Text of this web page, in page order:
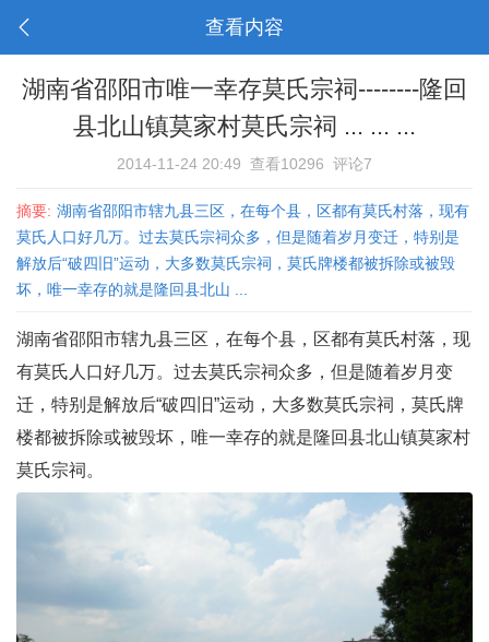
查看内容
湖南省邵阳市唯一幸存莫氏宗祠--------隆回
县北山镇莫家村莫氏宗祠 ... ... ...
2014-11-24 20:49 查看10296 评论7
摘要: 湖南省邵阳市辖九县三区，在每个县，区都有莫氏村落，现有
莫氏人口好几万。过去莫氏宗祠众多，但是随着岁月变迁，特别是
解放后“破四旧”运动，大多数莫氏宗祠，莫氏牌楼都被拆除或被毁
坏，唯一幸存的就是隆回县北山 ...
湖南省邵阳市辖九县三区，在每个县，区都有莫氏村落，现
有莫氏人口好几万。过去莫氏宗祠众多，但是随着岁月变
迁，特别是解放后“破四旧”运动，大多数莫氏宗祠，莫氏牌
楼都被拆除或被毁坏，唯一幸存的就是隆回县北山镇莫家村
莫氏宗祠。